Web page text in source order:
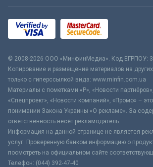
© 2008-2026 ООО «МинфинМедиа». Код ЕГРПОУ:
Копирование и размещение материалов на
только с гиперссылкой вида: www.minfin.com.ua
Материалы с пометками «Р», «Новости
«Спецпроект», «Новости компаний», «Промо» –
понимании Закона Украины «О рекламе». За
ответственность несёт рекламодатель.
Информация на данной странице не является
услуг. Проверенную банком информацию о
посмотреть на официальном сайте
Телефон: (044) 392-47-40